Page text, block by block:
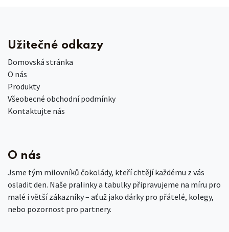
Užitečné odkazy
Domovská stránka
O nás
Produkty
Všeobecné obchodní podmínky
Kontaktujte nás
O nás
Jsme tým milovníků čokolády, kteří chtějí každému z vás
osladit den. Naše pralinky a tabulky připravujeme na míru pro
malé i větší zákazníky – ať už jako dárky pro přátelé, kolegy,
nebo pozornost pro partnery.